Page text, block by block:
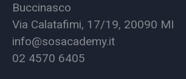
Buccinasco
Via Calatafimi, 17/19, 20090 MI
info@sosacademy.it
02 4570 6405